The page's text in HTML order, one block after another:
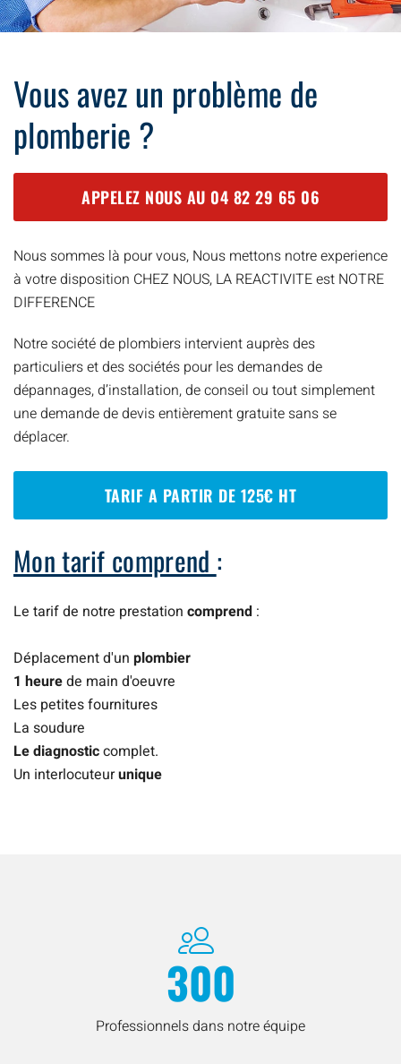
Vous avez un problème de
plomberie ?
APPELEZ NOUS AU 04 82 29 65 06
Nous sommes là pour vous, Nous mettons notre experience
à votre disposition CHEZ NOUS, LA REACTIVITE est NOTRE
DIFFERENCE
Notre société de plombiers intervient auprès des
particuliers et des sociétés pour les demandes de
dépannages, d’installation, de conseil ou tout simplement
une demande de devis entièrement gratuite sans se
déplacer.
TARIF A PARTIR DE 125€ HT
Mon tarif comprend :
Le tarif de notre prestation comprend :
Déplacement d'un plombier
1 heurede main d'oeuvre
Les petites fournitures
La soudure
Le diagnosticcomplet.
Un interlocuteurunique
300
Professionnels dans notre équipe